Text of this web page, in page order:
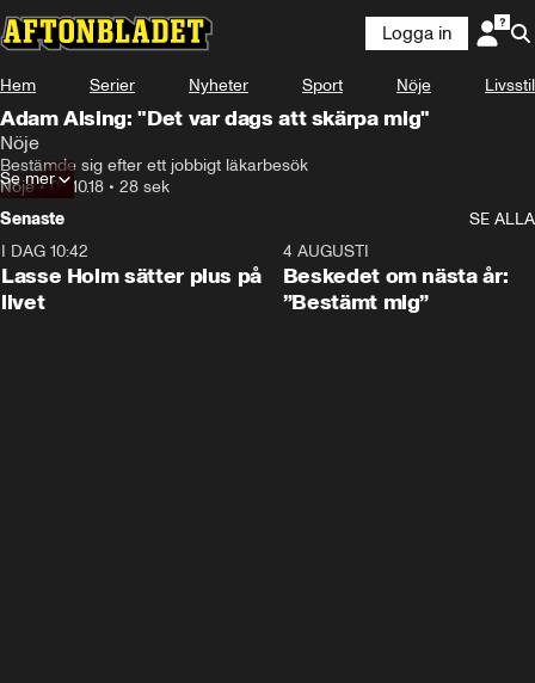
Logga in
Hem Serier Nyheter Sport Nöje Livsstil
Adam Alsing: "Det var dags att skärpa mig"
Nöje
Bestämde sig efter ett jobbigt läkarbesök
Nöje•05.10.18 • 28 sek
Se mer
Senaste
SE ALLA
I DAG 10:42
Lasse Holm sätter plus på
livet
4 AUGUSTI
Beskedet om nästa år:
”Bestämt mig”